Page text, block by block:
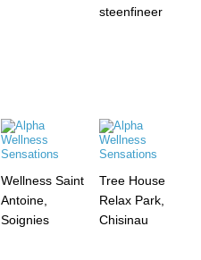
steenfineer
Wellness Saint
Antoine,
Soignies
Tree House
Relax Park,
Chisinau